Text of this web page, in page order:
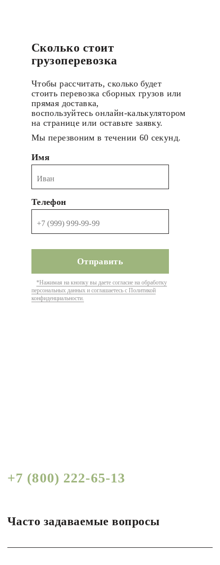
Сколько стоит
грузоперевозка
Чтобы рассчитать, сколько будет
стоить перевозка сборных грузов или
прямая доставка,
воспользуйтесь онлайн-калькулятором
на странице или оставьте заявку.
Мы перезвоним в течении 60 секунд.
Имя
Телефон
*Нажимая на кнопку вы даете согласие на обработку
персональных данных и соглашаетесь с Политикой
конфиденциальности.
+7 (800) 222-65-13
Часто задаваемые вопросы